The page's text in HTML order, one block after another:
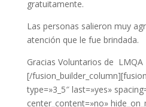
gratuitamente.
Las personas salieron muy
atención que le fue brindada.
Gracias Voluntarios de
[/
type=»3_5″ last=»yes»
center_content=»no»